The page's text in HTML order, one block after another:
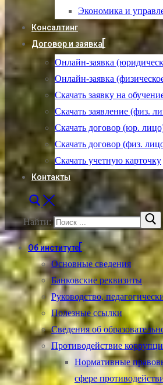
Экономика и
Консалтинг
Договор и заявка
Онлайн-заявка
Онлайн-заявка
Скачать заявку на
Скачать заявление (физ.
Скачать договор (юр.
Скачать договор (физ.
Скачать учетную карточку
Контакты
Найти:
Об институте
Основные сведения
Банковские реквизиты
Руководство,
Полезные ссылки
Сведения об
Противодействие
Нормативные
сфере